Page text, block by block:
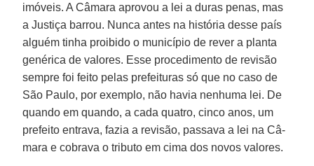
imóveis. A Câmara aprovou a lei a du­ras penas, mas
a Justiça barrou. Nun­ca antes na história desse país
alguém tinha proibido o município de rever a planta
genérica de valores. Esse proce­dimento de revisão
sempre foi feito pe­las prefeituras só que no caso de
São Paulo, por exemplo, não havia nenhu­ma lei. De
quando em quando, a cada quatro, cinco anos, um
prefeito entra­va, fazia a revisão, passava a lei na Câ­
mara e cobrava o tributo em cima dos novos valores.